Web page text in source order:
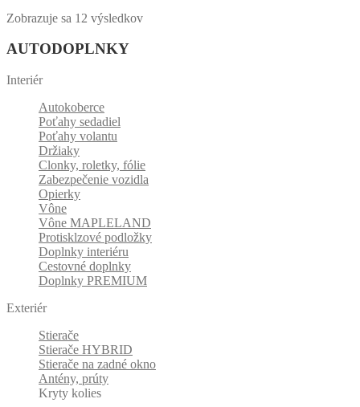
Zobrazuje sa 12 výsledkov
AUTODOPLNKY
Interiér
Autokoberce
Poťahy sedadiel
Poťahy volantu
Držiaky
Clonky, roletky, fólie
Zabezpečenie vozidla
Opierky
Vône
Vône MAPLELAND
Protisklzové podložky
Doplnky interiéru
Cestovné doplnky
Doplnky PREMIUM
Exteriér
Stierače
Stierače HYBRID
Stierače na zadné okno
Antény, prúty
Kryty kolies